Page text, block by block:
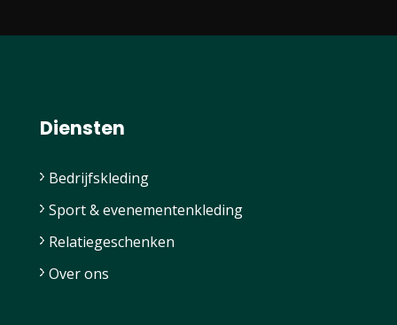
Diensten
Bedrijfskleding
Sport & evenementenkleding
Relatiegeschenken
Over ons